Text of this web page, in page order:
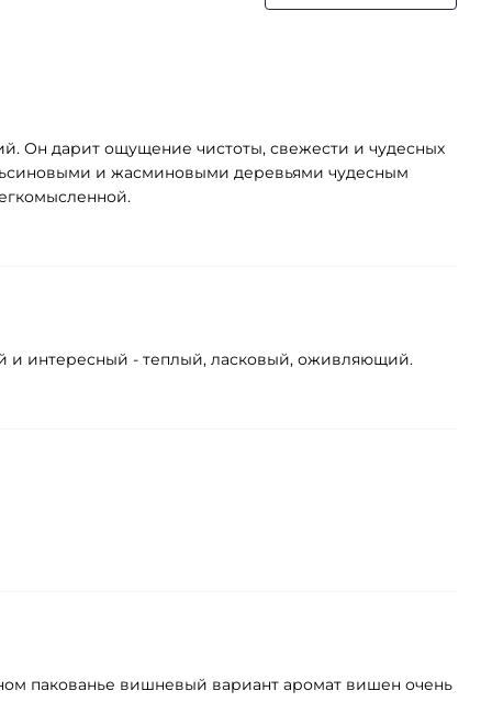
Он дарит ощущение чистоты, свежести и чудесных
и жасминовыми деревьями чудесным
и интересный - теплый, ласковый, оживляющий.
пакованье вишневый вариант аромат вишен очень